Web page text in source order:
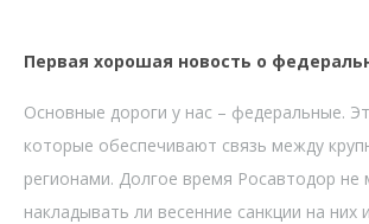
Первая хорошая новость о
Основные дороги у нас – федеральные.
которые обеспечивают связь между
регионами. Долгое время Росавтодор не
накладывать ли весенние санкции на